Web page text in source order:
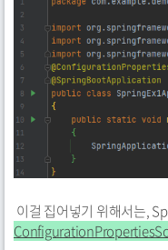
이걸 집어넣기 위해서는,